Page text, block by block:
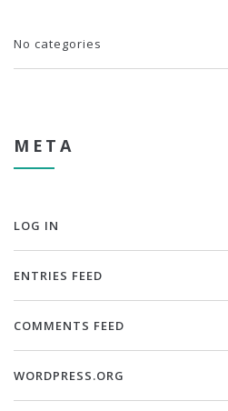
No categories
META
LOG IN
ENTRIES FEED
COMMENTS FEED
WORDPRESS.ORG